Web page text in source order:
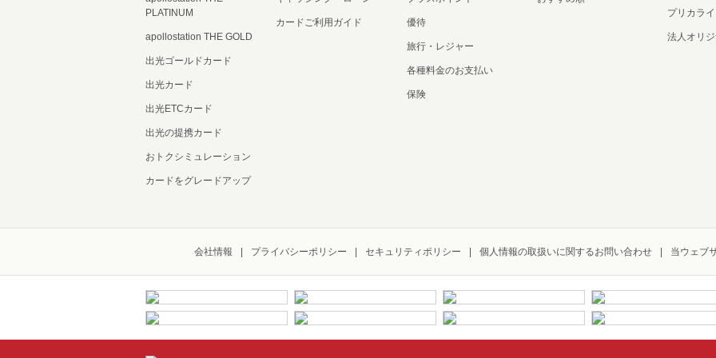
PLATINUM
apollostation THE GOLD
出光ゴールドカード
出光カード
出光ETCカード
出光の提携カード
おトクシミュレーション
カードをグレードアップ
カードご利用ガイド 優待
旅行・レジャー
各種料金のお支払い
保険
プリカラ
法人オリ
会社情報 プライバシーポリシー セキュリティポリシー 個人情報の取扱いに関するお問い合わせ 当ウェブ